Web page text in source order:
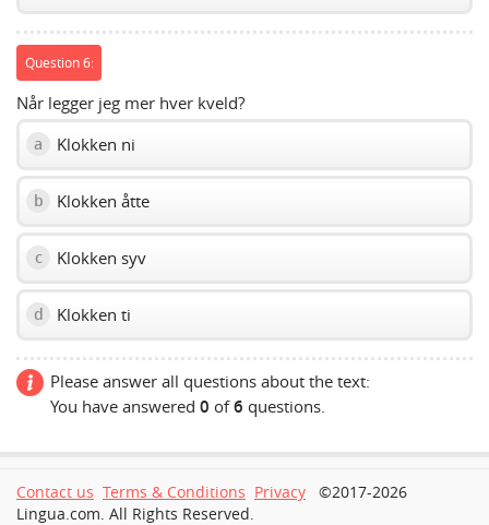
Question 6:
Når legger jeg mer hver kveld?
a Klokken ni
b Klokken åtte
c Klokken syv
d Klokken ti
Please answer all questions about the text:
You have answered 0 of6 questions.
Contact us Terms & Conditions Privacy
©2017-2026
Lingua.com. All Rights Reserved.